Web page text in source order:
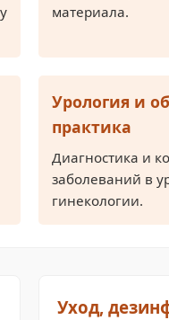
материала.
Урология и
практика
Диагностика и
заболеваний в
гинекологии.
Уход,